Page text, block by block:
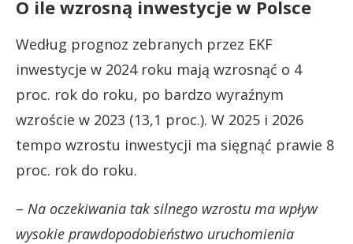
O ile wzrosną inwestycje w Polsce
Według prognoz zebranych przez EKF
inwestycje w 2024 roku mają wzrosnąć o 4
proc. rok do roku, po bardzo wyraźnym
wzroście w 2023 (13,1 proc.). W 2025 i 2026
tempo wzrostu inwestycji ma sięgnąć prawie 8
proc. rok do roku.
– Na oczekiwania tak silnego wzrostu ma wpływ
wysokie prawdopodobieństwo uruchomienia